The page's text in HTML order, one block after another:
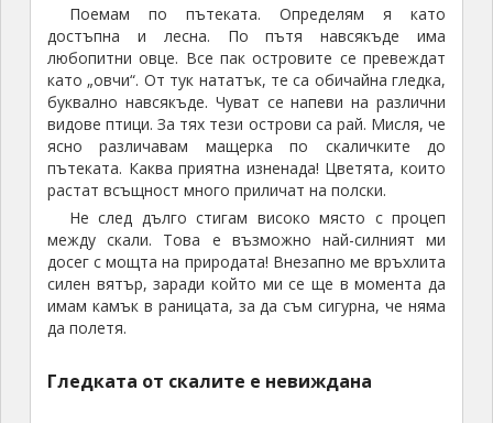
Поемам по пътеката. Определям я като
достъпна и лесна. По пътя навсякъде има
любопитни овце. Все пак островите се превеждат
като „овчи“. От тук нататък, те са обичайна гледка,
буквално навсякъде. Чуват се напеви на различни
видове птици. За тях тези острови са рай. Мисля, че
ясно различавам мащерка по скаличките до
пътеката. Каква приятна изненада! Цветята, които
растат всъщност много приличат на полски.
Не след дълго стигам високо място с процеп
между скали. Това е възможно най-силният ми
досег с мощта на природата! Внезапно ме връхлита
силен вятър, заради който ми се ще в момента да
имам камък в раницата, за да съм сигурна, че няма
да полетя.
Гледката от скалите е невиждана